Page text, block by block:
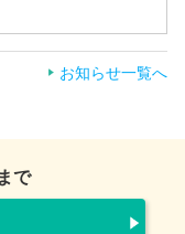
お知らせ一覧へ
で